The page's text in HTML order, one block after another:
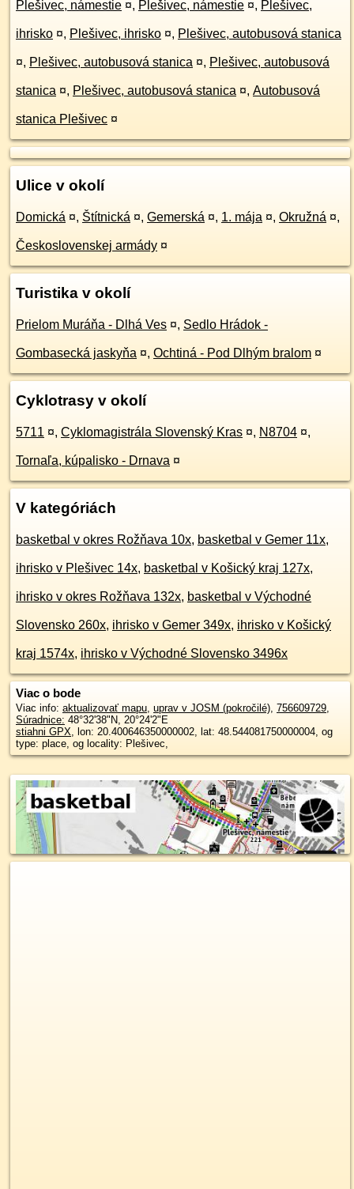
Plešivec, námestie ¤, Plešivec, námestie ¤, Plešivec,
ihrisko ¤, Plešivec, ihrisko ¤, Plešivec, autobusová stanica
¤, Plešivec, autobusová stanica ¤, Plešivec, autobusová
stanica ¤, Plešivec, autobusová stanica ¤, Autobusová
stanica Plešivec ¤
Ulice v okolí
Domická ¤, Štítnická ¤, Gemerská ¤, 1. mája ¤, Okružná ¤,
Československej armády ¤
Turistika v okolí
Prielom Muráňa - Dlhá Ves ¤, Sedlo Hrádok -
Gombasecká jaskyňa ¤, Ochtiná - Pod Dlhým bralom ¤
Cyklotrasy v okolí
5711 ¤, Cyklomagistrála Slovenský Kras ¤, N8704 ¤,
Tornaľa, kúpalisko - Drnava ¤
V kategóriách
basketbal v okres Rožňava 10x, basketbal v Gemer 11x,
ihrisko v Plešivec 14x, basketbal v Košický kraj 127x,
ihrisko v okres Rožňava 132x, basketbal v Východné
Slovensko 260x, ihrisko v Gemer 349x, ihrisko v Košický
kraj 1574x, ihrisko v Východné Slovensko 3496x
Viac o bode
Viac info: aktualizovať mapu, uprav v JOSM (pokročilé), 756609729,
Súradnice: 48°32'38"N, 20°24'2"E
stiahni GPX, lon: 20.400646350000002, lat: 48.544081750000004, og
type: place, og locality: Plešivec,